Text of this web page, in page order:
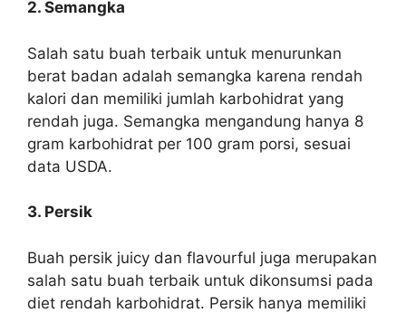
2. Semangka
Salah satu buah terbaik untuk menurunkan
berat badan adalah semangka karena rendah
kalori dan memiliki jumlah karbohidrat yang
rendah juga. Semangka mengandung hanya 8
gram karbohidrat per 100 gram porsi, sesuai
data USDA.
3. Persik
Buah persik juicy dan flavourful juga merupakan
salah satu buah terbaik untuk dikonsumsi pada
diet rendah karbohidrat. Persik hanya memiliki